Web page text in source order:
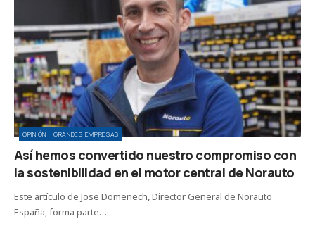
OPINIÓN GRANDES EMPRESAS
Así hemos convertido nuestro compromiso con
la sostenibilidad en el motor central de Norauto
Este artículo de Jose Domenech, Director General de Norauto
España, forma parte…